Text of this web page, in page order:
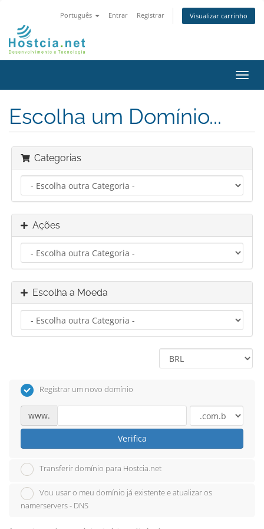
Português Entrar Registrar Visualizar carrinho
Escolha um Domínio...
Categorias
Ações
Escolha a Moeda
Registrar um novo domínio
www.
Verifica
Transferir domínio para Hostcia.net
Vou usar o meu domínio já existente e atualizar os
namerservers - DNS